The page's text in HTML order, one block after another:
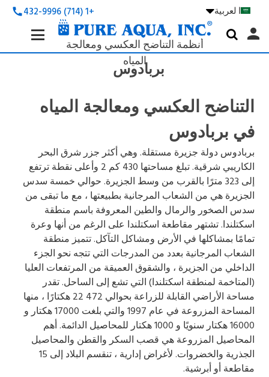
call +1 (714) 432-9996 ا لعربية
أنظمة التناضح العكسي ومعالجة
المياه
Search
Keyword:
 person
بربادوس
التناضح العكسي ومعالجة المياه
في بربادوس
بربادوس دولة جزيرة مستقلة. وهي أكثر جزر شرق البحر
الكاريبي شرقية. تبلغ مساحتها 430 كم 2 وأعلى نقطة ترتفع
إلى 323 مترًا بالقرب من وسط الجزيرة. حوالي خمسة سدس
الجزيرة هي من الشعاب المرجانية بطبيعتها ، مع ما تبقى من
سدس الصخور والرمال والطين المعروفة باسم منطقة
اسكتلندا. تشتهر مقاطعة اسكتلندا على الرغم من أنها وعرة
تمامًا بمشاكلها في الأرض ومشاكل التآكل. تتميز منطقة
الشعاب المرجانية بعدد من المدرجات التي تتجه نحو الجزء
الداخلي من الجزيرة ، والشقوق العميقة من المرتفعات العليا
(المتاخمة لمنطقة اسكتلندا) التي تشع إلى الساحل. تقدر
مساحة الأراضي القابلة للزراعة بحوالي 472 22 هكتارًا ، منها
المساحة المزروعة في عام 1997 والتي بلغت 17000 هكتار و
16000 هكتار سنويًا و 1000 هكتار للمحاصيل الدائمة. أهم
المحاصيل المزروعة هي قصب السكر والقطن والمحاصيل
الجذرية والخضروات. لأغراض إدارية ، تنقسم البلاد إلى 15
مقاطعة أو أبرشية.